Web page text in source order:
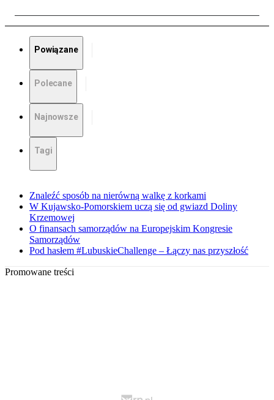
Powiązane
Polecane
Najnowsze
Tagi
Znaleźć sposób na nierówną walkę z korkami
W Kujawsko-Pomorskiem uczą się od gwiazd Doliny
Krzemowej
O finansach samorządów na Europejskim Kongresie
Samorządów
Pod hasłem #LubuskieChallenge – Łączy nas przyszłość
Promowane treści